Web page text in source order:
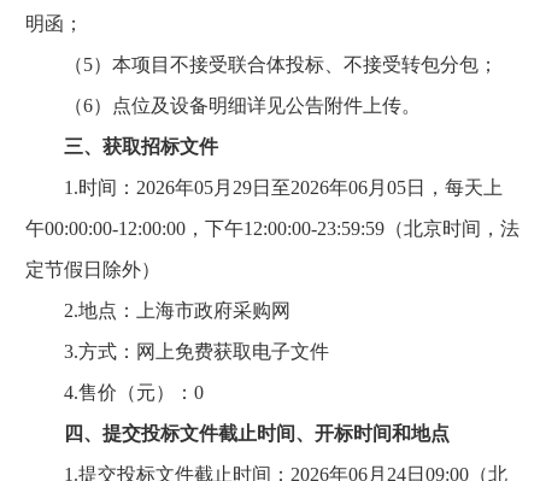
明函；
（5）本项目不接受联合体投标、不接受转包分包；
（6）点位及设备明细详见公告附件上传。
三、获取招标文件
1.时间：2026年05月29日至2026年06月05日，每天上
午00:00:00-12:00:00，下午12:00:00-23:59:59（北京时间，法
定节假日除外）
2.地点：上海市政府采购网
3.方式：网上免费获取电子文件
4.售价（元）：0
四、提交投标文件截止时间、开标时间和地点
1.提交投标文件截止时间：2026年06月24日09:00（北